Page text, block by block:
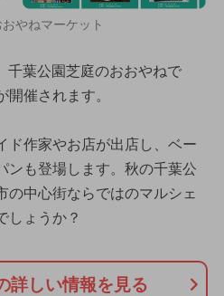
やねマーケット
千葉公園芝庭のおおやねで
開催されます。
ド作家やお店が出店し、ベー
ンも登場します。秋の千葉公
の中心街ならではのマルシェ
しょうか？
詳しい情報を見る